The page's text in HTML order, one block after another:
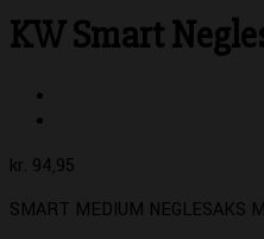
KW Smart
kr. 94,95
SMART MEDIUM NEGLESAKS